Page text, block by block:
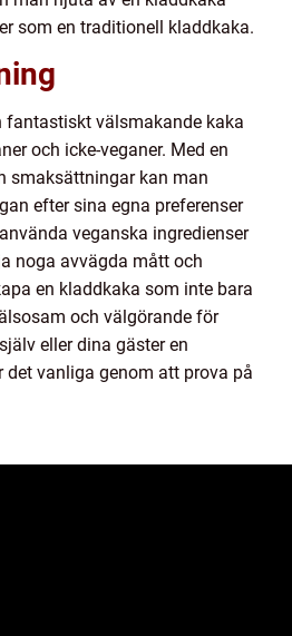
som en traditionell kladdkaka.
fantastiskt välsmakande kaka
och icke-veganer. Med en
smaksättningar kan man
efter sina egna preferenser
veganska ingredienser
noga avvägda mått och
en kladdkaka som inte bara
och välgörande för
eller dina gäster en
det vanliga genom att prova på